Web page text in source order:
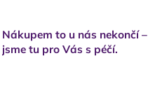
Nákupem to u nás nekončí –
jsme tu pro Vás s péčí.